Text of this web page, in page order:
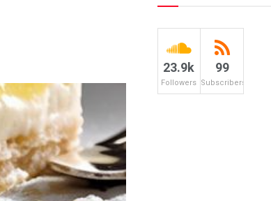
23.9k
Followers
99
Subscribers